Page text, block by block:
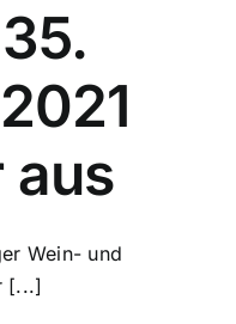
Wein- und
[...]